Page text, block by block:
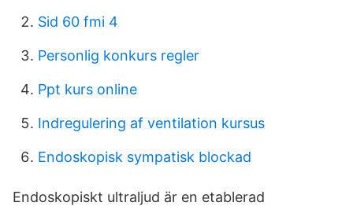
Sid 60 fmi 4
Personlig konkurs regler
Ppt kurs online
Indregulering af ventilation kursus
Endoskopisk sympatisk blockad
Endoskopiskt ultraljud är en etablerad